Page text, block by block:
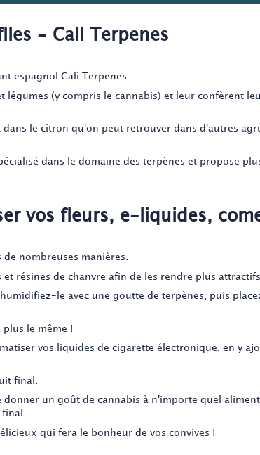
- Cali Terpenes
espagnol Cali Terpenes.
légumes (y compris le cannabis) et leur confèrent
dans le citron qu'on peut retrouver dans d'autres
dans le domaine des terpènes et propose
vos fleurs, e-liquides,
nombreuses manières.
résines de chanvre afin de les rendre plus
le avec une goutte de terpènes, puis
le même !
vos liquides de cigarette électronique, en y
final.
donner un goût de cannabis à n'importe quel
qui fera le bonheur de vos convives !